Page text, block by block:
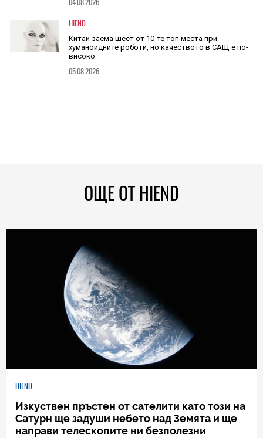
HIEND
Китай заема шест от 10-те топ места при
хуманоидните роботи, но качеството в САЩ е по-
високо
05.08.2026
ОЩЕ ОТ HIEND
HIEND
Изкуствен пръстен от сателити като този на
Сатурн ще задуши небето над Земята и ще
направи телескопите ни безполезни